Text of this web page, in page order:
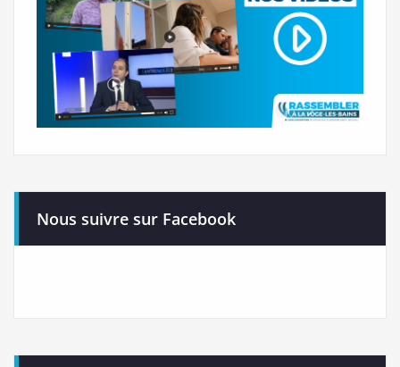
Nous suivre sur Facebook